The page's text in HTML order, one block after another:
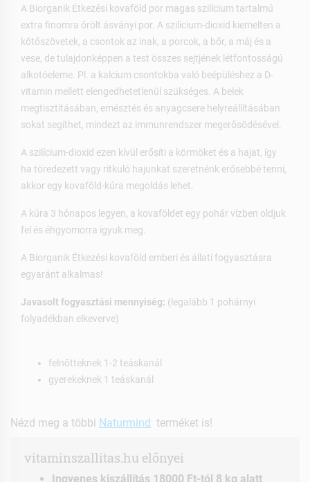
A Biorganik Étkezési kovaföld por magas szilícium tartalmú
extra finomra őrölt ásványi por. A szilícium-dioxid kiemelten a
kötőszövetek, a csontok az inak, a porcok, a bőr, a máj és a
vese, de tulajdonképpen a test összes sejtjének létfontosságú
alkotóeleme. Pl. a kalcium csontokba való beépüléshez a D-
vitamin mellett elengedhetetlenül szükséges. A belek
megtisztításában, emésztés és anyagcsere helyreállításában
sokat segíthet, mindezt az immunrendszer megerősödésével.
A szilícium-dioxid ezen kívül erősíti a körmöket és a hajat, így
ha töredezett vagy ritkuló hajunkat szeretnénk erősebbé tenni,
akkor egy kovaföld-kúra megoldás lehet.
A kúra 3 hónapos legyen, a kovaföldet egy pohár vízben oldjuk
fel és éhgyomorra igyuk meg.
A Biorganik Étkezési kovaföld emberi és állati fogyasztásra
egyaránt alkalmas!
Javasolt fogyasztási mennyiség: (legalább 1 pohárnyi
folyadékban elkeverve)
felnőtteknek 1-2 teáskanál
gyerekeknek 1 teáskanál
Nézd meg a többi Naturmind terméket is!
vitaminszallitas.hu előnyei
Ingyenes kiszállítás 18000 Ft-tól 8 kg alatt